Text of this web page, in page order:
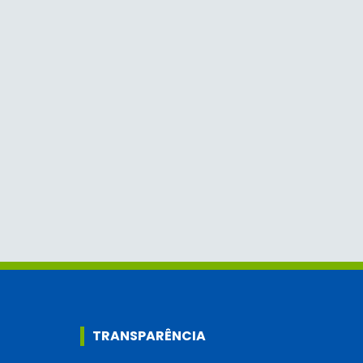
TRANSPARÊNCIA